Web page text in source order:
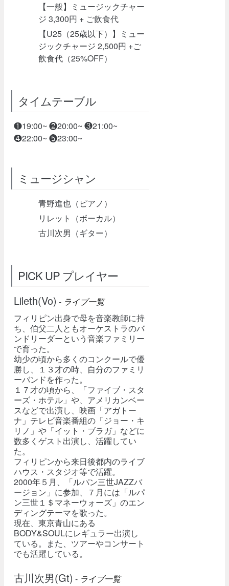
【一般】ミュージックチャー
ジ 3,300円 + ご飲食代
【U25（25歳以下）】ミュー
ジックチャージ 2,500円 +ご
飲食代（25%OFF）
タイムテーブル
❶19:00~ ❷20:00~ ❸21:00~
❹22:00~ ❺23:00~
ミュージシャン
青野進也（ピアノ）
リレット（ボーカル）
古川次男（ギター）
PICK UP プレイヤー
Lileth(Vo) - ライブ一覧
フィリピン出身で母を音楽教師に持
ち、伯父二人ともオーケストラのバ
ンドリーダーという音楽ファミリー
で育った。
幼少の頃から多くのコンクールで優
勝し、１３才の時、自分のファミリ
ーバンドを作った。
１７才の頃から、「ファイブ・スタ
ーズ・ホテル」や、アメリカンベー
スなどで出演し、映画「アガトー
ナ」テレビ音楽番組の「ジョー・キ
リノ」や「イット・ブラガ」などに
数多くゲスト出演し、活躍してい
た。
フィリピンから来日後都内のライブ
ハウス・スタジオ等で活躍。
2000年５月、「ルパン三世JAZZバ
ージョン」に参加、７月には「ルパ
ン三世１＄マネーウォーズ」のエン
ディングテーマを歌った。
現在、東京青山にある
BODY&SOULにレギュラー出演し
ている。また、ツアーやコンサート
でも活躍している。
古川次男(Gt) - ライブ一覧